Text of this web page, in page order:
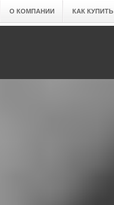
О КОМПАНИИ КАК КУПИТЬ